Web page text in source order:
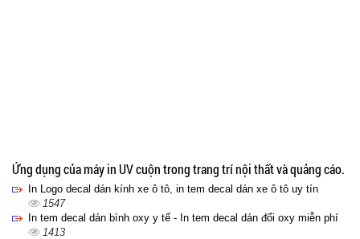
Ứng dụng của máy in UV cuộn trong trang trí nội thất và quảng cáo.
In Logo decal dán kính xe ô tô, in tem decal dán xe ô tô uy tín
1547
In tem decal dán bình oxy y tế - In tem decal dán đổi oxy miễn phí
1413